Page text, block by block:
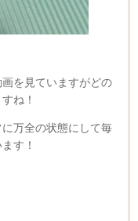
を見ていますがどの
ね！
万全の状態にして毎
す！